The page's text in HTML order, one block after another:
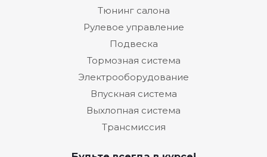
Тюнинг салона
Рулевое управление
Подвеска
Тормозная система
Электрооборудование
Впускная система
Выхлопная система
Трансмиссия